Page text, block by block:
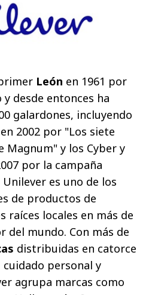
León en 1961 por
desde entonces ha
galardones, incluyendo
2002 por "Los siete
Magnum" y los Cyber y
por la campaña
es uno de los
de productos de
raíces locales en más de
del mundo. Con más de
distribuidas en catorce
personal y
agrupa marcas como